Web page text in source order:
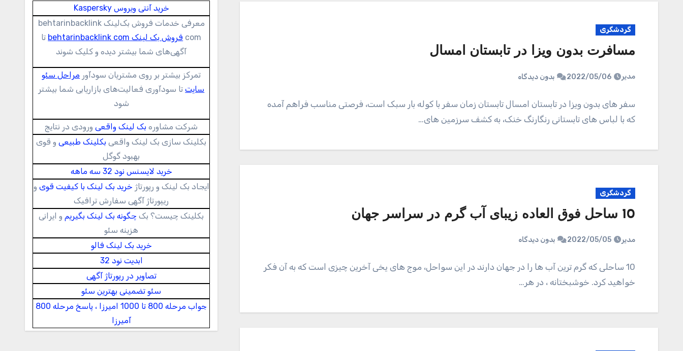
گردشگری
مسافرت بدون ویزا در تابستان امسال
مدیر 2022/05/06 بدون دیدگاه
سفر های بدون ویزا در تابستان امسال تابستان زمان سفر با کوله بار سبک است، فرصتی مناسب فراهم آمده
که با لباس های تابستانی رنگارنگ خنک، به کشف سرزمین های…
گردشگری
10 ساحل فوق العاده زیبای آب گرم در سراسر جهان
مدیر 2022/05/05 بدون دیدگاه
10 ساحلی که گرم ترین آب ها را در جهان دارند در این سواحل، موج های یخی آخرین چیزی است که به آن فکر
خواهید کرد. خوشبختانه ، در هر…
خرید آنتی ویروس Kaspersky
معرفی خدمات فروش بک‌لینک behtarinbacklink
com فروش بک لینک behtarinbacklink com
تا
آگهی‌های شما بیشتر دیده و کلیک شوند
تمرکز بیشتر بر روی مشتریان سودآور مراحل سئو
سایتتا سودآوری فعالیت‌های بازاریابی شما بیشتر
شود
شرکت مشاوره بک لینک واقعیورودی در نتایج
بکلینک سازی بک لینک واقعی بکلینک طبیعیو قوی
بهبود گوگل
خرید لایسنس نود 32 سه ماهه
ایجاد بک لینک و رپورتاژ خرید بک لینک با کیفیت قوی و
ریپورتاژ آگهی سفارش ترافیک
بکلینک چیست؟ بک چگونه بک لینک بگیریم و ایرانی
هزینه سئو
خرید بک لینک فالو
ابدیت نود 32
تصاویر در رپورتاژ آگهی
سئو تضمینی بهترین سئو
جواب مرحله 800 تا 1000 امیرزا ، پاسخ مرحله 800
آمیرزا